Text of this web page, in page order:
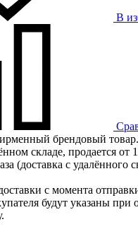
В
брендовый товар.
складе, продается от
(доставка с удалённого
с момента
будут указаны при